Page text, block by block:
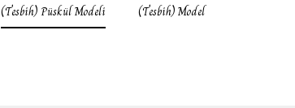
(Tesbih) Püskül Modeli (Tesbih) Model